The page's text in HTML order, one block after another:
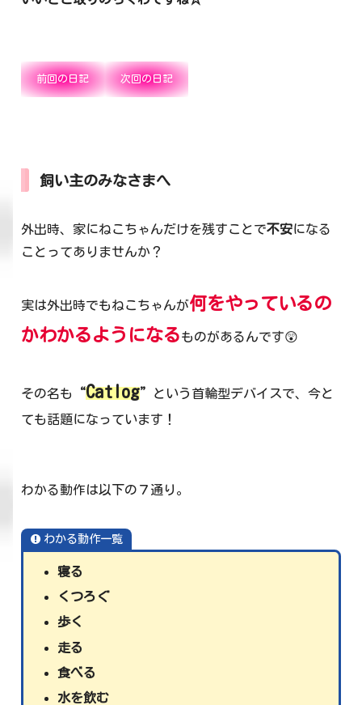
前回の日記 次回の日記
飼い主のみなさまへ
外出時、家にねこちゃんだけを残すことで不安になる
ことってありませんか？
実は外出時でもねこちゃんが何をやっているの
かわかるようになるものがあるんです😲
その名も “Catlog”
という首輪型デバイスで、今と
ても話題になっています！
わかる動作は以下の７通り。
わかる動作一覧
寝る
くつろぐ
歩く
走る
食べる
水を飲む